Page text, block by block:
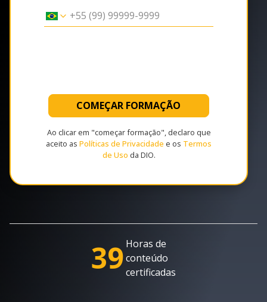
COMEÇAR FORMAÇÃO
Ao clicar em "começar formação", declaro que
aceito as Políticas de Privacidade e os Termos
de Uso da DIO.
39 Horas de
conteúdo
certificadas